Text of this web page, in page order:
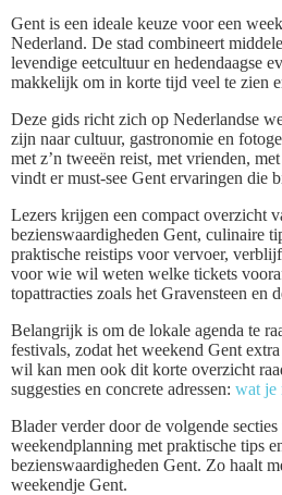
Gent is een ideale keuze voor een
Nederland. De stad combineert
levendige eetcultuur en hedendaagse
makkelijk om in korte tijd veel te zien
Deze gids richt zich op Nederlandse
zijn naar cultuur, gastronomie en
met z’n tweeën reist, met vrienden,
vindt er must-see Gent ervaringen die
Lezers krijgen een compact overzicht
bezienswaardigheden Gent, culinaire
praktische reistips voor vervoer,
voor wie wil weten welke tickets
topattracties zoals het Gravensteen en
Belangrijk is om de lokale agenda te
festivals, zodat het weekend Gent
wil kan men ook dit korte overzicht
suggesties en concrete adressen: wat je
Blader verder door de volgende
weekendplanning met praktische tips
bezienswaardigheden Gent. Zo haalt
weekendje Gent.